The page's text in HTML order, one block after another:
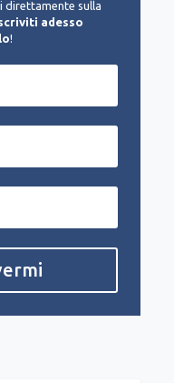
direttamente sulla
adesso
!